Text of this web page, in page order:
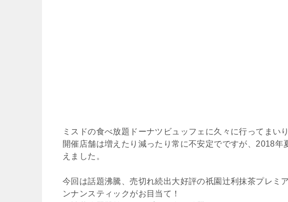
ミスドの食べ放題ドーナツビュッフェに久々に行ってまいり
開催店舗は増えたり減ったり常に不安定でですが、2018
えました。
今回は話題沸騰、売切れ続出大好評の祇園辻利抹茶プレミ
ンナンスティックがお目当て！